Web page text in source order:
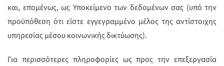
και, επομένως, ως Υποκείμενο των δεδομένων σας (υπό την
προϋπόθεση ότι είστε εγγεγραμμένο μέλος της αντίστοιχης
υπηρεσίας μέσου κοινωνικής δικτύωσης).
Για περισσότερες πληροφορίες ως προς την επεξεργασία